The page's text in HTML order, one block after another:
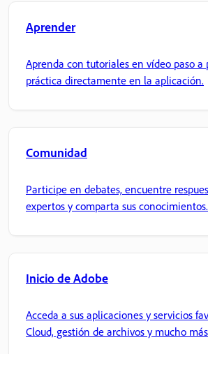
Aprender
Aprenda con tutoriales en vídeo paso a
práctica directamente en la aplicación.
Comunidad
Participe en debates, encuentre
expertos y comparta sus conocimientos.
Inicio de Adobe
Acceda a sus aplicaciones y servicios
Cloud, gestión de archivos y mucho